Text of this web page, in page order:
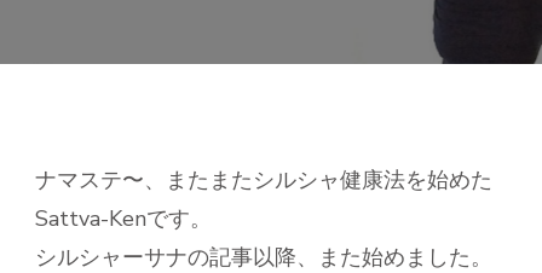
ナマステ〜、またまたシルシャ健康法を始めた
Sattva-Kenです。
シルシャーサナの記事以降、また始めました。